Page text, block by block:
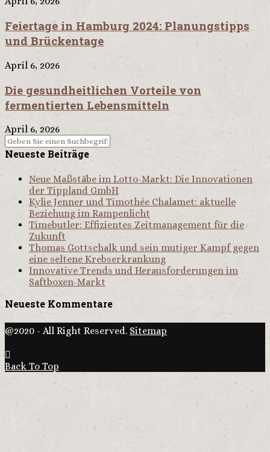
Feiertage in Hamburg 2024: Planungstipps
und Brückentage
April 6, 2026
Die gesundheitlichen Vorteile von
fermentierten Lebensmitteln
April 6, 2026
Neueste Beiträge
Neue Maßstäbe im Lotto-Markt: Die Innovationen
der Tippland GmbH
Kylie Jenner und Timothée Chalamet: aktuelle
Beziehung im Rampenlicht
Timebutler: Effizientes Zeitmanagement für die
Zukunft
Thomas Gottschalk und sein mutiger Kampf gegen
eine seltene Krebserkrankung
Innovative Trends und Herausforderungen im
Saftboxen-Markt
Neueste Kommentare
@2020 - All Right Reserved. Sitemap
Back To Top